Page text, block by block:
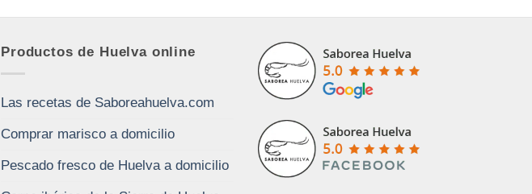
Productos de Huelva online
Las recetas de Saboreahuelva.com
Comprar marisco a domicilio
Pescado fresco de Huelva a domicilio